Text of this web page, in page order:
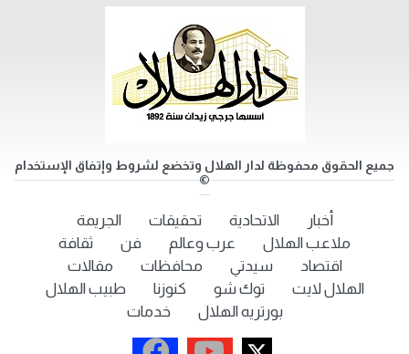
جميع الحقوق محفوظة لدار الهلال وتخضع لشروط وإتفاق الإستخدام
©
أخبار الاتحادية تحقيقات
الجريمة
ملاعب الهلال
عرب وعالم فن
ثقافة
اقتصاد
سيدتي محافظات
مقالات
الهلال لايت
توك شو كنوزنا
طبيب الهلال
بورتريه الهلال
خدمات